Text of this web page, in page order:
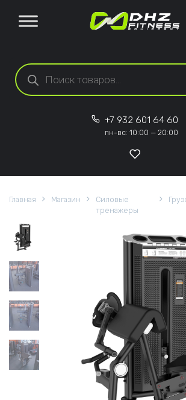
Поиск товаров
+7 932 601 64 60
пн-вс: 10:00 — 20:00
Главная Магазин
Силовые
тренажеры